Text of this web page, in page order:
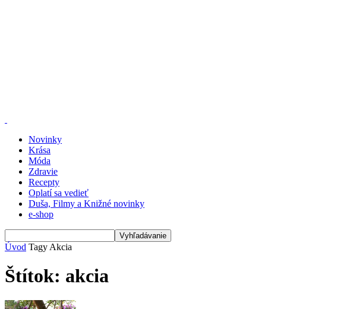
Novinky
Krása
Móda
Zdravie
Recepty
Oplatí sa vedieť
Duša, Filmy a Knižné novinky
e-shop
Úvod Tagy Akcia
Štítok: akcia